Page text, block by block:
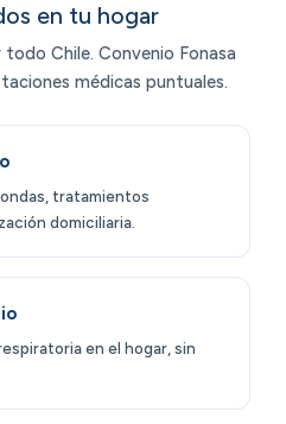
en tu hogar
Chile. Convenio Fonasa
médicas puntuales.
tratamientos
domiciliaria.
en el hogar, sin